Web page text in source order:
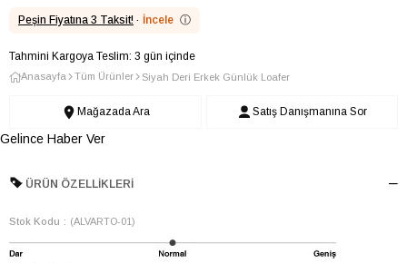
Peşin Fiyatına 3 Taksit! · İncele ⓘ
Tahmini Kargoya Teslim: 3 gün içinde
Anasayfa Tüm Ürünler Siyah Deri Erkek Günlük Loafer
Mağazada Ara Satış Danışmanına Sor
Gelince Haber Ver
ÜRÜN ÖZELLIKLERI
Stok Kodu (ALVARTO-01)